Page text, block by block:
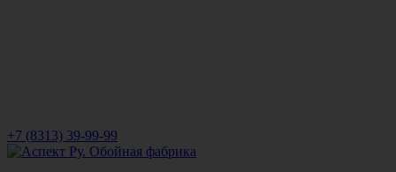
+7 (8313) 39-99-99